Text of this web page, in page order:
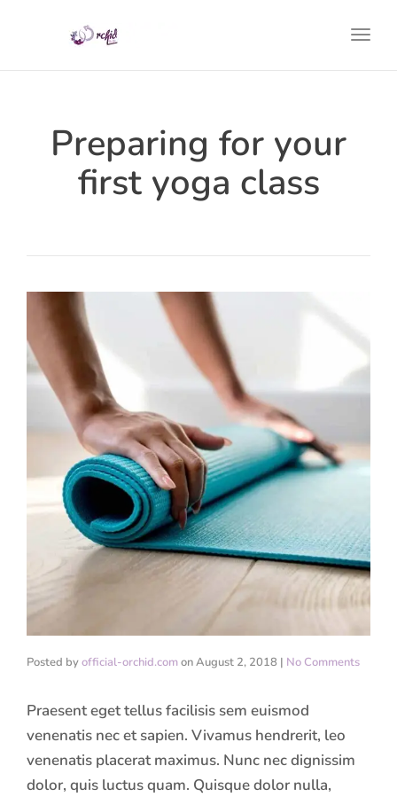
Preparing for your
first yoga class
Posted byofficial-orchid.comonAugust 2, 2018 | No Comments
Praesent eget tellus facilisis sem euismod
venenatis nec et sapien. Vivamus hendrerit, leo
venenatis placerat maximus. Nunc nec dignissim
dolor, quis luctus quam. Quisque dolor nulla,